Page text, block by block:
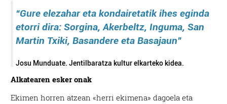
“Gure elezahar eta kondairetatik ihes eginda
etorri dira: Sorgina, Akerbeltz, Inguma, San
Martin Txiki, Basandere eta Basajaun”
Josu Munduate. Jentilbaratza kultur elkarteko kidea.
Alkatearen esker onak
Ekimen horren atzean «herri ekimena» dagoela eta